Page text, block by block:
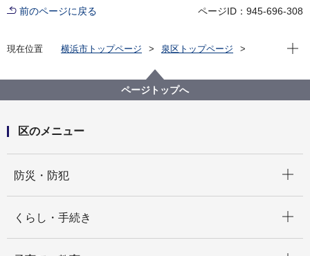
前のページに戻る ページID：945-696-308
現在位置 横浜市トップページ
泉区トップページ
区長のメッセージ「＃住むなら泉区」（令和７年度）
11.スポーツ推進委員・さわやかスポーツ普及委員 全
現在
ページトップへ
区のメニュー
防災・防犯
くらし・手続き